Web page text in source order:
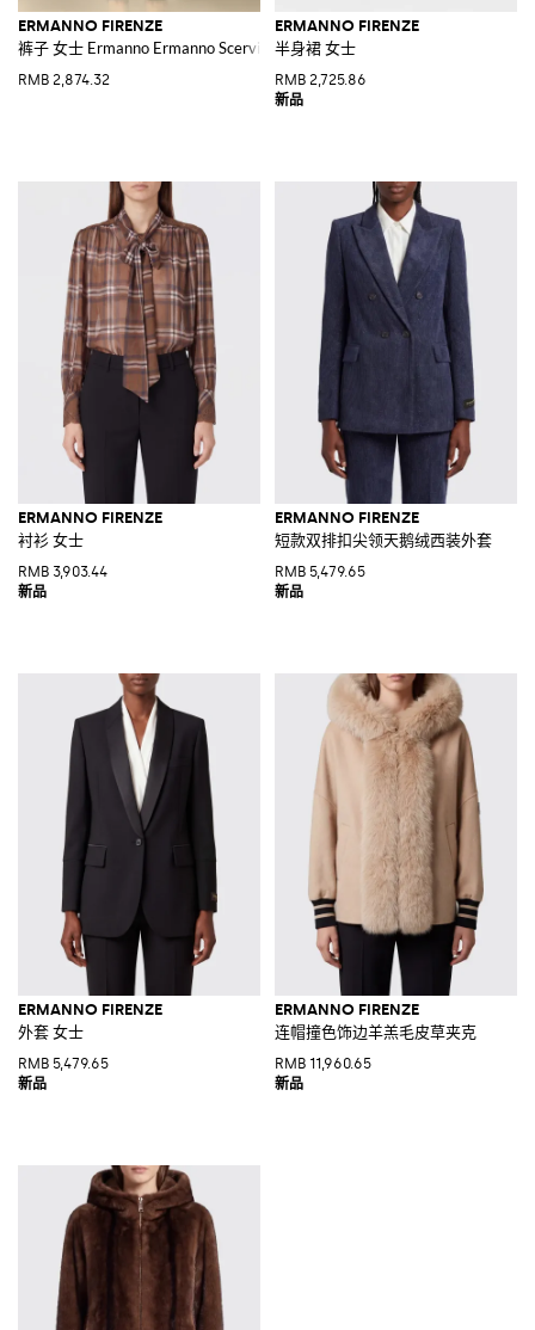
ERMANNO FIRENZE
裤子 女士 Ermanno Ermanno Scervino
RMB 2,874.32
ERMANNO FIRENZE
半身裙 女士
RMB 2,725.86
ERMANNO FIRENZE
衬衫 女士
RMB 3,903.44
ERMANNO FIRENZE
短款双排扣尖领天鹅绒西装外套
RMB 5,479.65
ERMANNO FIRENZE
外套 女士
RMB 5,479.65
ERMANNO FIRENZE
连帽撞色饰边羊羔毛皮草夹克
RMB 11,960.65